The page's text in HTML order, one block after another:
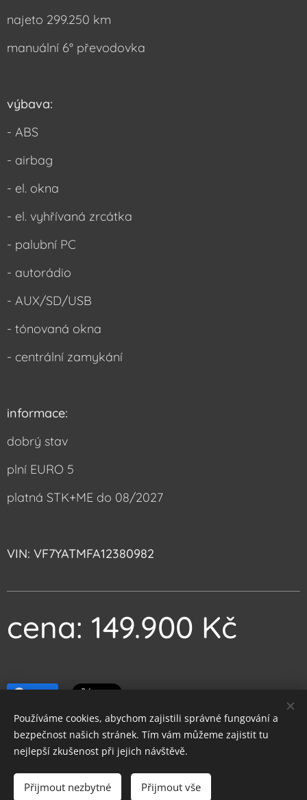
najeto 299.250 km
manuální 6° převodovka
výbava:
- ABS
- airbag
- el. okna
- el. vyhřívaná zrcátka
- palubní PC
- autorádio
- AUX/SD/USB
- tónovaná okna
- centrální zamykání
informace:
dobrý stav
plní EURO 5
platná STK+ME do 08/2027
VIN: VF7YATMFA12380982
cena: 149.900 Kč
Share
Obrázky poskytlPexels
Vytvořeno službou Webnode
Používáme cookies, abychom zajistili správné fungování a
bezpečnost našich stránek. Tím vám můžeme zajistit tu
nejlepší zkušenost při jejich návštěvě.
Přijmout nezbytné Přijmout vše